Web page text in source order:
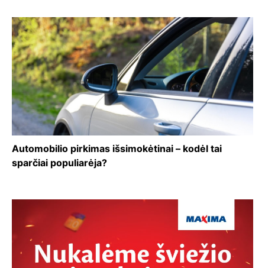
Automobilio pirkimas išsimokėtinai – kodėl tai
sparčiai populiarėja?